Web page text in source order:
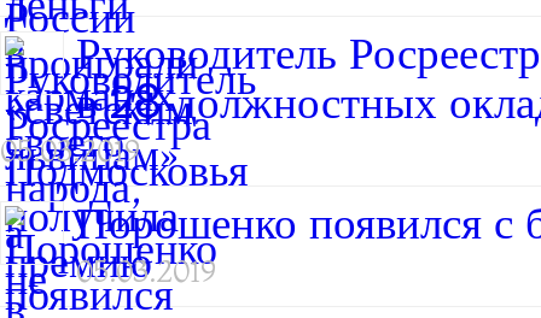
Руководитель
в 28 должностных
05.03.2019
Порошенко появился с
05.03.2019